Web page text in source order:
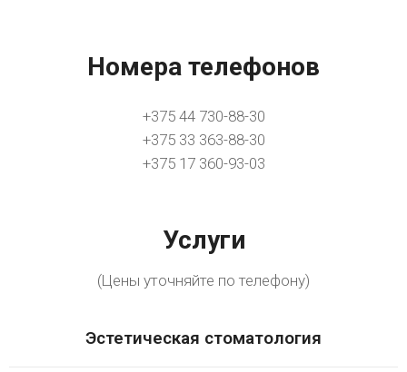
Номера телефонов
+375 44 730-88-30
+375 33 363-88-30
+375 17 360-93-03
Услуги
(Цены уточняйте по телефону)
Эстетическая стоматология